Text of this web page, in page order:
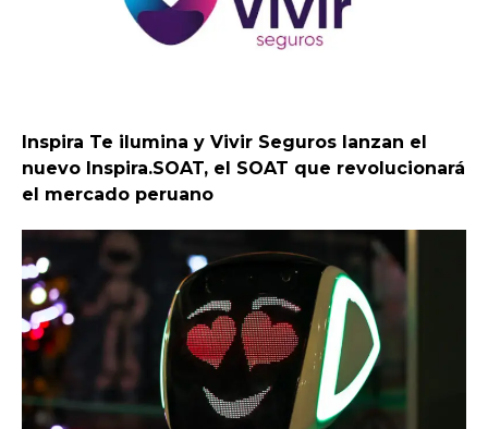
Inspira Te ilumina y Vivir Seguros lanzan el
nuevo Inspira.SOAT, el SOAT que revolucionará
el mercado peruano